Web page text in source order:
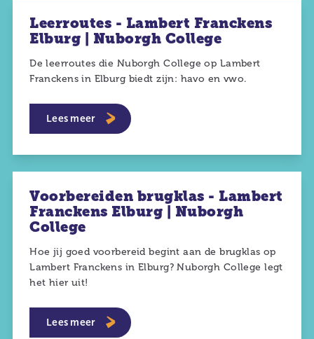
Leerroutes - Lambert Franckens
Elburg | Nuborgh College
De leerroutes die Nuborgh College op Lambert
Franckens in Elburg biedt zijn: havo en vwo.
Lees meer
Voorbereiden brugklas - Lambert
Franckens Elburg | Nuborgh
College
Hoe jij goed voorbereid begint aan de brugklas op
Lambert Franckens in Elburg? Nuborgh College legt
het hier uit!
Lees meer